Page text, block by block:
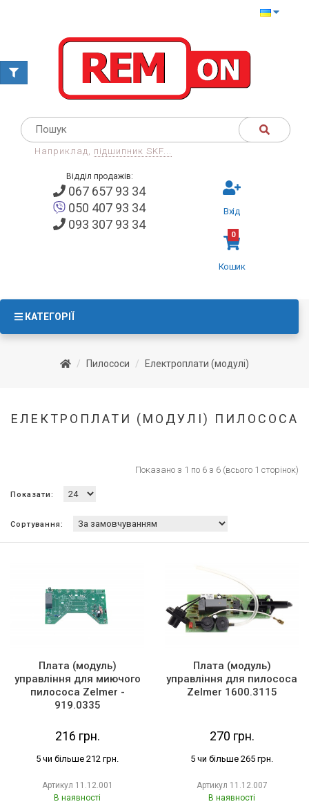
Наприклад, підшипник SKF...
Відділ продажів:
067 657 93 34
050 407 93 34
093 307 93 34
Вхід
Кошик
0
КАТЕГОРІЇ
Пилососи Електроплати (модулі)
ЕЛЕКТРОПЛАТИ (МОДУЛІ) ПИЛОСОСА
Показано з 1 по 6 з 6 (всього 1 сторінок)
Показати:
Сортування:
Плата (модуль)
управління для миючого
пилососа Zelmer -
919.0335
216 грн.
5 чи більше 212 грн.
Артикул 11.12.001
В наявності
Плата (модуль)
управління для пилососа
Zelmer 1600.3115
270 грн.
5 чи більше 265 грн.
Артикул 11.12.007
В наявності